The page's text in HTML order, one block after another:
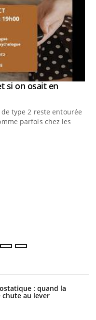
si on osait en
type 2 reste entourée
parfois chez les
: quand la
au lever